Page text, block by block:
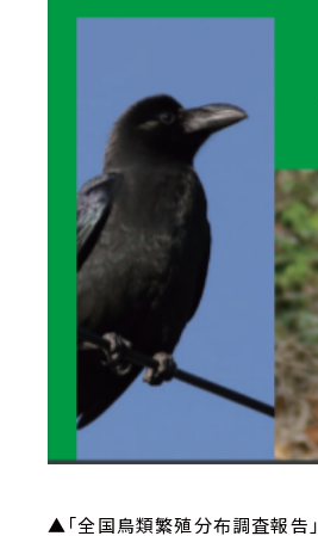
▲「全国鳥類繁殖分布調査報告」